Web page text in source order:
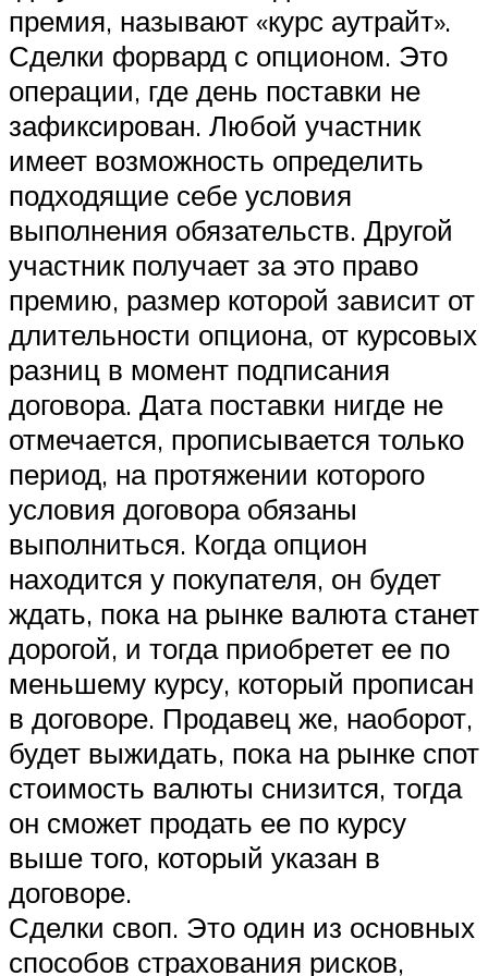
премия, называют «курс аутрайт».
Сделки форвард с опционом. Это
операции, где день поставки не
зафиксирован. Любой участник
имеет возможность определить
подходящие себе условия
выполнения обязательств. Другой
участник получает за это право
премию, размер которой зависит от
длительности опциона, от курсовых
разниц в момент подписания
договора. Дата поставки нигде не
отмечается, прописывается только
период, на протяжении которого
условия договора обязаны
выполниться. Когда опцион
находится у покупателя, он будет
ждать, пока на рынке валюта станет
дорогой, и тогда приобретет ее по
меньшему курсу, который прописан
в договоре. Продавец же, наоборот,
будет выжидать, пока на рынке спот
стоимость валюты снизится, тогда
он сможет продать ее по курсу
выше того, который указан в
договоре.
Сделки своп. Это один из основных
способов страхования рисков,